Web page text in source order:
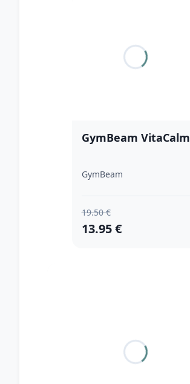
GymBeam VitaCalm
GymBeam
19.50 €
13.95 €